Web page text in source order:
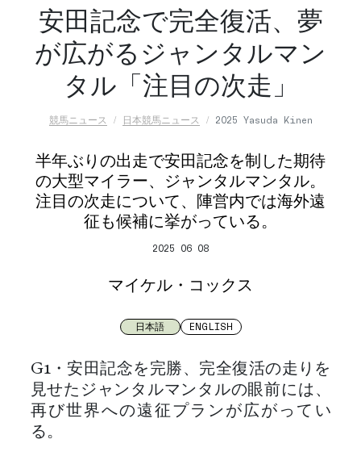
安田記念で完全復活、夢
が広がるジャンタルマン
タル「注目の次走」
競馬ニュース 日本競馬ニュース 2025 Yasuda Kinen
半年ぶりの出走で安田記念を制した期待
の大型マイラー、ジャンタルマンタル。
注目の次走について、陣営内では海外遠
征も候補に挙がっている。
2025 06 08
マイケル・コックス
日本語 ENGLISH
G1・安田記念を完勝、完全復活の走りを
見せたジャンタルマンタルの眼前には、
再び世界への遠征プランが広がってい
る。